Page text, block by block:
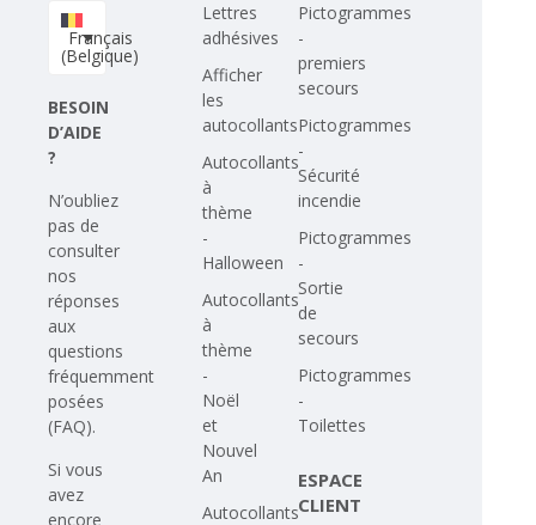
Français
(Belgique)
BESOIN
D’AIDE
?
N’oubliez
pas de
consulter
nos
réponses
aux
questions
fréquemment
posées
(FAQ).
Si vous
avez
encore
Lettres
adhésives
Afficher
les
autocollants
Autocollants
à
thème
-
Halloween
Autocollants
à
thème
-
Noël
et
Nouvel
An
Autocollants
Pictogrammes
-
premiers
secours
Pictogrammes
-
Sécurité
incendie
Pictogrammes
-
Sortie
de
secours
Pictogrammes
-
Toilettes
ESPACE
CLIENT